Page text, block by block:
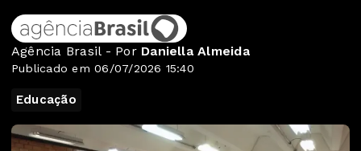
Agência Brasil - Por Daniella Almeida
Publicado em 06/07/2026 15:40
Educação